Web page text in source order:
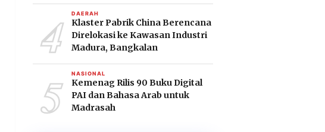
4 DAERAH
Klaster Pabrik China Berencana
Direlokasi ke Kawasan Industri
Madura, Bangkalan
5 NASIONAL
Kemenag Rilis 90 Buku Digital
PAI dan Bahasa Arab untuk
Madrasah